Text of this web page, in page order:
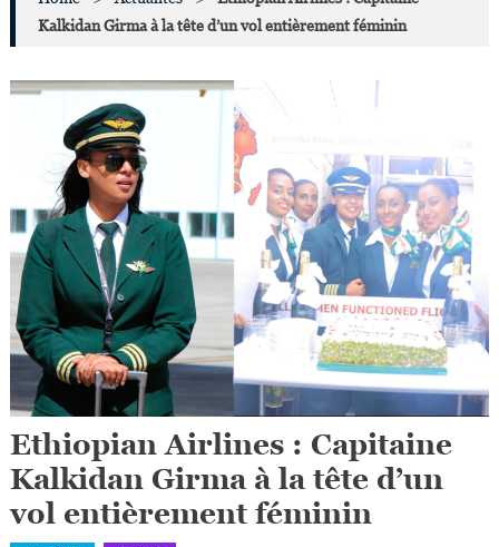
Kalkidan Girma à la tête d’un vol entièrement féminin
Ethiopian Airlines : Capitaine
Kalkidan Girma à la tête d’un
vol entièrement féminin